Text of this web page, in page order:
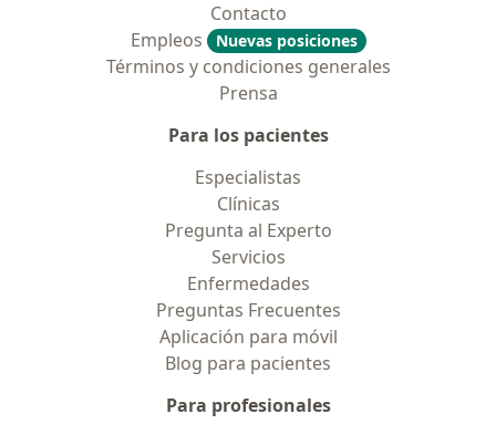
Contacto
Empleos
Nuevas posiciones
Términos y condiciones generales
Prensa
Para los pacientes
Especialistas
Clínicas
Pregunta al Experto
Servicios
Enfermedades
Preguntas Frecuentes
Aplicación para móvil
Blog para pacientes
Para profesionales